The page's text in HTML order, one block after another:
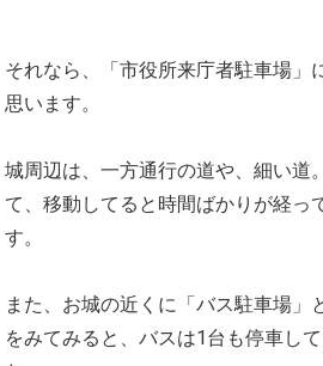
それなら、「市役所来庁者駐車場」
思います。
城周辺は、一方通行の道や、細い道
て、移動してると時間ばかりが経っ
す。
また、お城の近くに「バス駐車場
をみてみると、バスは1台も停車し